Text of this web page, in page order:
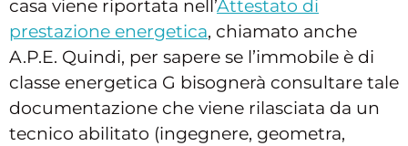
casa viene riportata nell’Attestato di
prestazione energetica, chiamato anche
A.P.E. Quindi, per sapere se l’immobile è di
classe energetica G bisognerà consultare tale
documentazione che viene rilasciata da un
tecnico abilitato (ingegnere, geometra,